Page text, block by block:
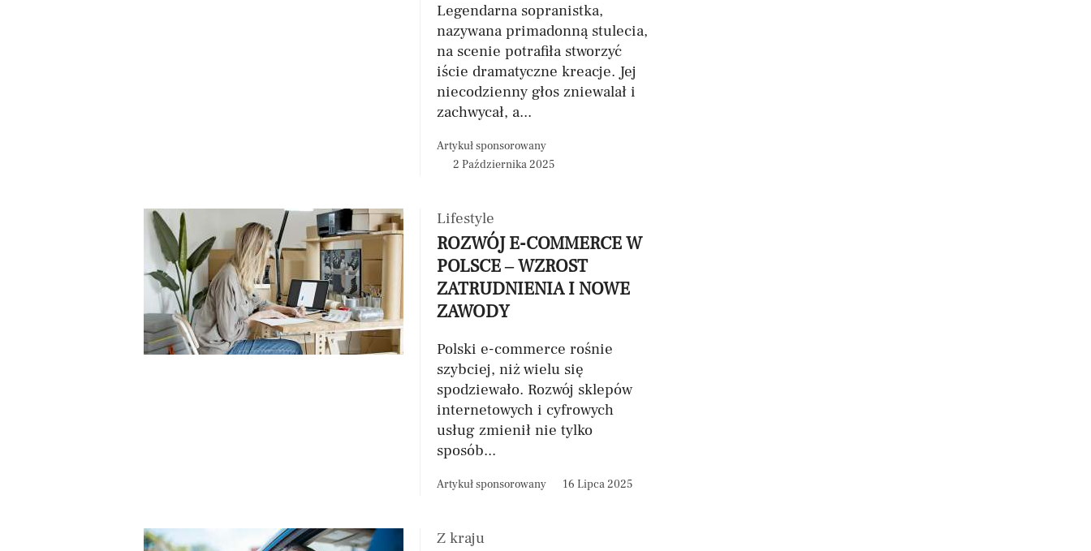
Legendarna sopranistka,
nazywana primadonną stulecia,
na scenie potrafiła stworzyć
iście dramatyczne kreacje. Jej
niecodzienny głos zniewalał i
zachwycał, a...
Artykuł sponsorowany
2 Października 2025
Lifestyle
ROZWÓJ E-COMMERCE W
POLSCE – WZROST
ZATRUDNIENIA I NOWE
ZAWODY
Polski e-commerce rośnie
szybciej, niż wielu się
spodziewało. Rozwój sklepów
internetowych i cyfrowych
usług zmienił nie tylko
sposób...
Artykuł sponsorowany 16 Lipca 2025
Z kraju